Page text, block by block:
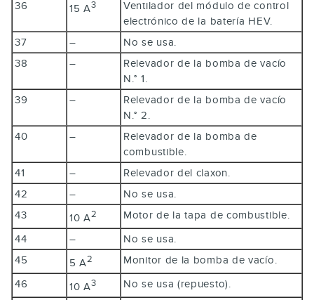
36 15 A3
Ventilador del módulo de control
electrónico de la batería HEV.
37
–
No se usa.
38
–
Relevador de la bomba de vacío
N.° 1.
39
–
Relevador de la bomba de vacío
N.° 2.
40
–
Relevador de la bomba de
combustible.
41
–
Relevador del claxon.
42
–
No se usa.
43
10 A2
Motor de la tapa de combustible.
44
–
No se usa.
45
5 A2
Monitor de la bomba de vacío.
46
10 A3
No se usa (repuesto).